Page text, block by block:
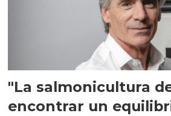
"La salmonicultura
encontrar un